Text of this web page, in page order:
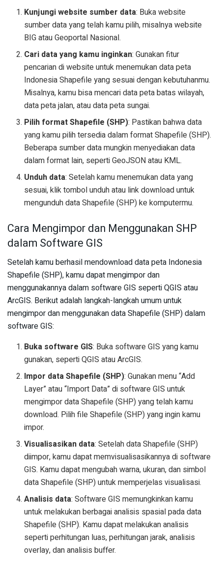
Kunjungi website sumber data: Buka website
sumber data yang telah kamu pilih, misalnya website
BIG atau Geoportal Nasional.
Cari data yang kamu inginkan: Gunakan fitur
pencarian di website untuk menemukan data peta
Indonesia Shapefile yang sesuai dengan kebutuhanmu.
Misalnya, kamu bisa mencari data peta batas wilayah,
data peta jalan, atau data peta sungai.
Pilih format Shapefile (SHP): Pastikan bahwa data
yang kamu pilih tersedia dalam format Shapefile (SHP).
Beberapa sumber data mungkin menyediakan data
dalam format lain, seperti GeoJSON atau KML.
Unduh data: Setelah kamu menemukan data yang
sesuai, klik tombol unduh atau link download untuk
mengunduh data Shapefile (SHP) ke komputermu.
Cara Mengimpor dan Menggunakan SHP
dalam Software GIS
Setelah kamu berhasil mendownload data peta Indonesia
Shapefile (SHP), kamu dapat mengimpor dan
menggunakannya dalam software GIS seperti QGIS atau
ArcGIS. Berikut adalah langkah-langkah umum untuk
mengimpor dan menggunakan data Shapefile (SHP) dalam
software GIS:
Buka software GIS: Buka software GIS yang kamu
gunakan, seperti QGIS atau ArcGIS.
Impor data Shapefile (SHP): Gunakan menu “Add
Layer” atau “Import Data” di software GIS untuk
mengimpor data Shapefile (SHP) yang telah kamu
download. Pilih file Shapefile (SHP) yang ingin kamu
impor.
Visualisasikan data: Setelah data Shapefile (SHP)
diimpor, kamu dapat memvisualisasikannya di software
GIS. Kamu dapat mengubah warna, ukuran, dan simbol
data Shapefile (SHP) untuk memperjelas visualisasi.
Analisis data: Software GIS memungkinkan kamu
untuk melakukan berbagai analisis spasial pada data
Shapefile (SHP). Kamu dapat melakukan analisis
seperti perhitungan luas, perhitungan jarak, analisis
overlay, dan analisis buffer.